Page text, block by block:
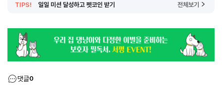
TIPS! 일일 미션 달성하고 펫코인 받기 전체보기
댓글0